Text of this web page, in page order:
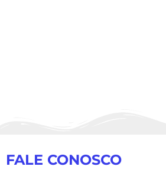
FALE CONOSCO